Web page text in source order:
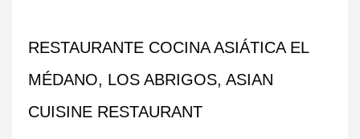
RESTAURANTE COCINA ASIÁTICA EL
MÉDANO, LOS ABRIGOS, ASIAN
CUISINE RESTAURANT